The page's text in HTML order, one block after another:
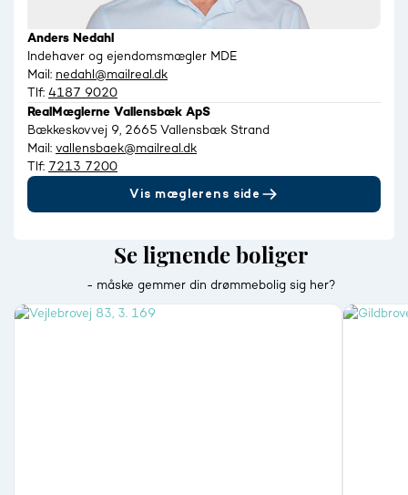
Anders Nedahl
Indehaver og ejendomsmægler MDE
Mail: nedahl@mailreal.dk
Tlf: 4187 9020
RealMæglerne Vallensbæk ApS
Bækkeskovvej 9, 2665 Vallensbæk Strand
Mail: vallensbaek@mailreal.dk
Tlf: 7213 7200
Vis mæglerens side
Se lignende boliger
- måske gemmer din drømmebolig sig her?